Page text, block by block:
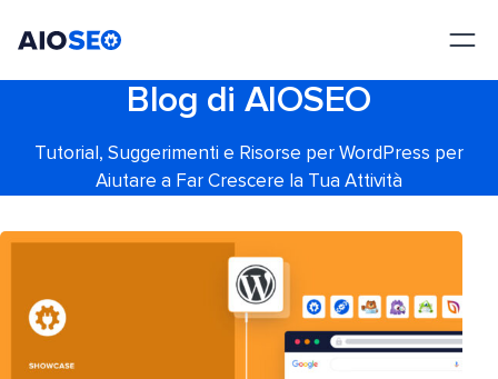
Blog di AIOSEO
Tutorial, Suggerimenti e Risorse per WordPress per
Aiutare a Far Crescere la Tua Attività